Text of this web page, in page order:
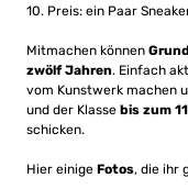
10. Preis: ein Paar
Mitmachen können
zwölf Jahren. Einfach
vom Kunstwerk machen
und der Klasse bis zum
schicken.
Hier einige Fotos, die ihr